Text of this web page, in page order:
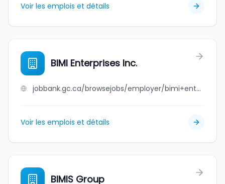
Voir les emplois et détails
BIMI Enterprises Inc.
jobbank.gc.ca/browsejobs/employer/bimi+enterprises+inc./ca
Voir les emplois et détails
BIMIS Group